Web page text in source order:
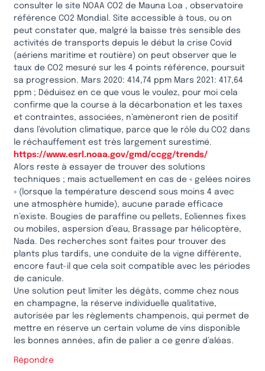
consulter le site NOAA CO2 de Mauna Loa , observatoire
référence CO2 Mondial. Site accessible à tous, ou on
peut constater que, malgré la baisse très sensible des
activités de transports depuis le début la crise Covid
(aériens maritime et routière) on peut observer que le
taux de CO2 mesuré sur les 4 points référence, poursuit
sa progression. Mars 2020: 414,74 ppm Mars 2021: 417,64
ppm ; Déduisez en ce que vous le voulez, pour moi cela
confirme que la course à la décarbonation et les taxes
et contraintes, associées, n’amèneront rien de positif
dans l’évolution climatique, parce que le rôle du CO2 dans
le réchauffement est très largement surestimé.
https://www.esrl.noaa.gov/gmd/ccgg/trends/
Alors reste à essayer de trouver des solutions
techniques ; mais actuellement en cas de « gelées noires
» (lorsque la température descend sous moins 4 avec
une atmosphère humide), aucune parade efficace
n’existe. Bougies de paraffine ou pellets, Eoliennes fixes
ou mobiles, aspersion d’eau, Brassage par hélicoptère,
Nada. Des recherches sont faites pour trouver des
plants plus tardifs, une conduite de la vigne différente,
encore faut-il que cela soit compatible avec les périodes
de canicule.
Une solution peut limiter les dégâts, comme chez nous
en champagne, la réserve individuelle qualitative,
autorisée par les règlements champenois, qui permet de
mettre en réserve un certain volume de vins disponible
les bonnes années, afin de palier a ce genre d’aléas.
Répondre